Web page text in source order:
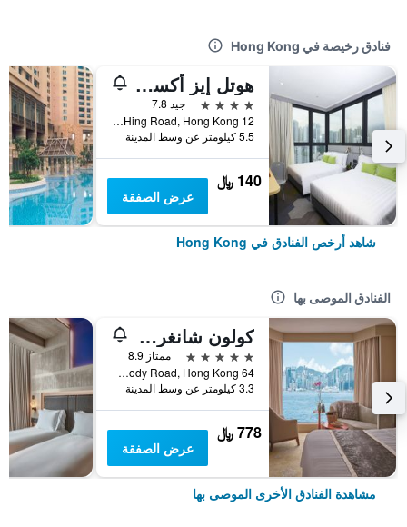
فنادق رخيصة في Hong Kong
هوتل إيز أكسيس تسين وان
4 نجوم
جيد 7.8
12 Ka Hing Road, Hong Kong, هونغ كونغ
5.5 كيلومتر عن وسط المدينة
140 ﷼
عرض الصفقة
شاهد أرخص الفنادق في Hong Kong
الفنادق الموصى بها
كولون شانغري- لا
5 نجوم
ممتاز 8.9
64 Mody Road, Hong Kong, هونغ كونغ
3.3 كيلومتر عن وسط المدينة
778 ﷼
عرض الصفقة
مشاهدة الفنادق الأخرى الموصى بها